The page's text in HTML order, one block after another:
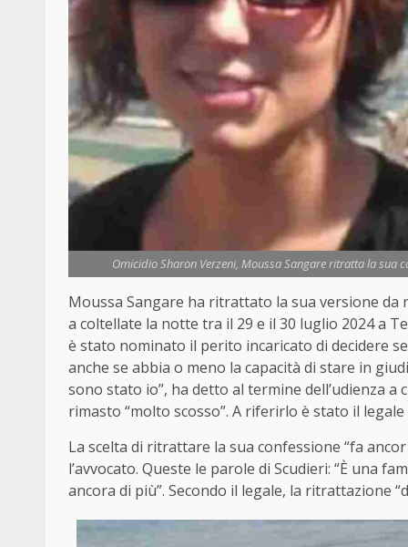
Omicidio Sharon Verzeni, Moussa Sangare ritratta la sua
Moussa Sangare ha ritrattato la sua versione da
a coltellate la notte tra il 29 e il 30 luglio 2024 a
è stato nominato il perito incaricato di decidere
anche se abbia o meno la capacità di stare in
sono stato io”, ha detto al termine dell’udienza
rimasto “molto scosso”. A riferirlo è stato il
La scelta di ritrattare la sua confessione “fa
l’avvocato. Queste le parole di Scudieri: “È una
ancora di più”. Secondo il legale, la ritrattazione